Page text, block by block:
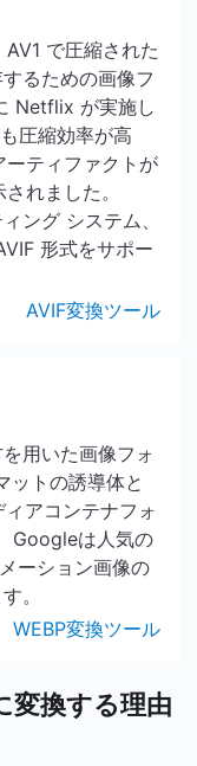
で圧縮された
るための画像フ
Netflix が実施し
圧縮効率が高
ーティファクトが
れました。
ング システム、
形式をサポー
AVIF変換ツール
用いた画像フォ
ットの誘導体と
アコンテナフォ
Googleは人気の
ーション画像の
。
WEBP変換ツール
換する理由